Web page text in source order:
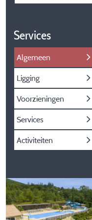
Services
Algemeen
Ligging
Voorzieningen
Services
Activiteiten